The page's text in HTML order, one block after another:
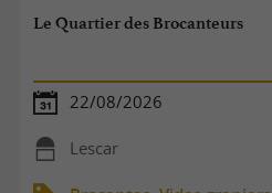
Le Quartier des Brocanteurs
22/08/2026
Lescar